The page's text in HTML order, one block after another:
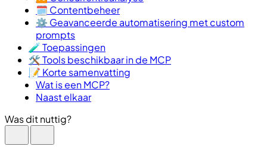
🗓️ Contentbeheer
⚙️ Geavanceerde automatisering met custom
prompts
🧪 Toepassingen
🛠 Tools beschikbaar in de MCP
📝 Korte samenvatting
Wat is een MCP?
Naast elkaar
Was dit nuttig?